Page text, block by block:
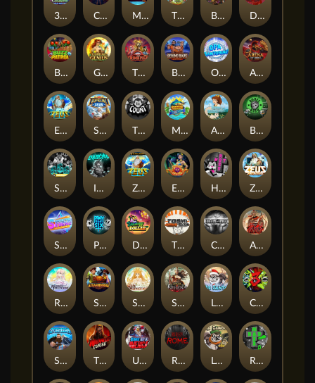
3 Arcane Cauldrons Crownlings Clusters Midnight Mirage Tikitopia BoosterBelt Bonnie's Buccaneers Demon Queen
Buzz Patrol Gearlab Genius The Crime File Behind Bars: Masterplan Opa Santorini! Arena of Iron
Epic Ze Zeus Supreme Zeus THE COUNT MARLIN MASTERS: THE BIG HAUL Aiko and the Wind Spirit Booze Bash
SixSixSix Invictus Ze Zeus Eye of Medusa Hot Ross Zeus Ze Zecond
Superstar Sevens PRAY FOR SIX Danny Dollar TOSHI WAYS CLUB CIRCLE OF LIFE ARMY OF ARES
RAINBOW PRINCESS STEAMRUNNERS SUN PRINCESS SPEAR OF ATHENA LE SANTA CHAOS CREW 3
STORMBORN THE WILDWOOD CURSE Ultimate Slot of America Reign of Rome Le Bandit Rad Maxx